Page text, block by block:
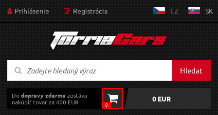
Prihlásenie Registrácia CZ SK
Hledat
Dodopravy zdarma zostáva
nakúpiť tovar za 400 EUR
0
0 EUR